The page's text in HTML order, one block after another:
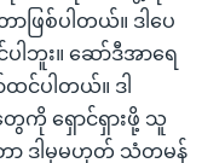
ဖြစ်ပါတယ်။ ဒါပေ
ဘူး။ ဆော်ဒီအာရေ
င်ပါတယ်။ ဒါ
ေကို ရှောင်ရှားဖို့ သူ
ဒါမှမဟုတ် သံတမန်